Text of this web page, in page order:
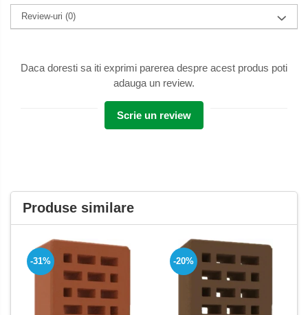
Review-uri (0)
Daca doresti sa iti exprimi parerea despre acest produs poti
adauga un review.
Scrie un review
Produse similare
-31% -20%